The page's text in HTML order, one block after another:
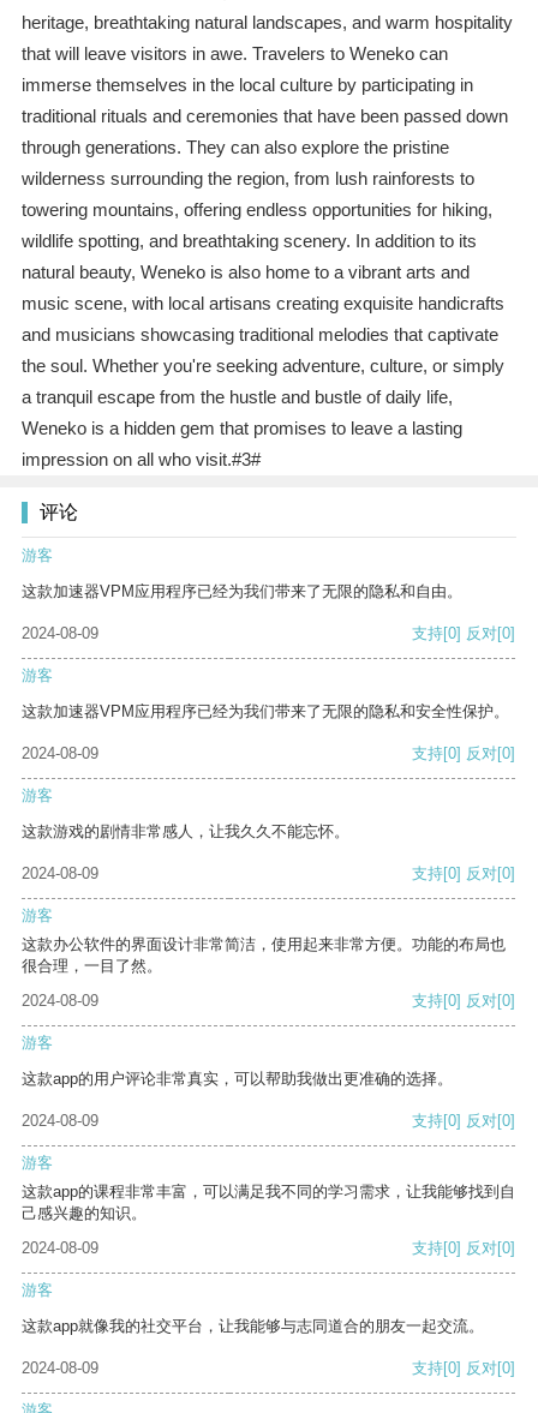
heritage, breathtaking natural landscapes, and warm hospitality
that will leave visitors in awe. Travelers to Weneko can
immerse themselves in the local culture by participating in
traditional rituals and ceremonies that have been passed down
through generations. They can also explore the pristine
wilderness surrounding the region, from lush rainforests to
towering mountains, offering endless opportunities for hiking,
wildlife spotting, and breathtaking scenery. In addition to its
natural beauty, Weneko is also home to a vibrant arts and
music scene, with local artisans creating exquisite handicrafts
and musicians showcasing traditional melodies that captivate
the soul. Whether you're seeking adventure, culture, or simply
a tranquil escape from the hustle and bustle of daily life,
Weneko is a hidden gem that promises to leave a lasting
impression on all who visit.#3#
评论
游客
这款加速器VPM应用程序已经为我们带来了无限的隐私和自由。
2024-08-09 支持[0] 反对[0]
游客
这款加速器VPM应用程序已经为我们带来了无限的隐私和安全性保护。
2024-08-09 支持[0] 反对[0]
游客
这款游戏的剧情非常感人，让我久久不能忘怀。
2024-08-09 支持[0] 反对[0]
游客
这款办公软件的界面设计非常简洁，使用起来非常方便。功能的布局也
很合理，一目了然。
2024-08-09
支持[0] 反对[0]
游客
这款app的用户评论非常真实，可以帮助我做出更准确的选择。
2024-08-09 支持[0] 反对[0]
游客
这款app的课程非常丰富，可以满足我不同的学习需求，让我能够找到自
己感兴趣的知识。
2024-08-09
支持[0] 反对[0]
游客
这款app就像我的社交平台，让我能够与志同道合的朋友一起交流。
2024-08-09 支持[0] 反对[0]